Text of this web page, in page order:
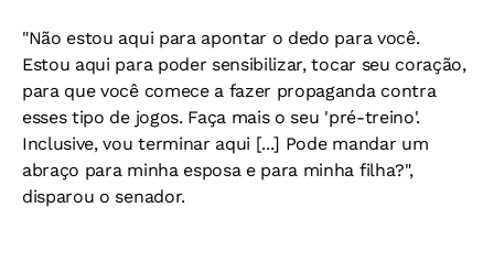
"Não estou aqui para apontar o dedo para você.
Estou aqui para poder sensibilizar, tocar seu coração,
para que você comece a fazer propaganda contra
esses tipo de jogos. Faça mais o seu 'pré-treino'.
Inclusive, vou terminar aqui [...] Pode mandar um
abraço para minha esposa e para minha filha?",
disparou o senador.